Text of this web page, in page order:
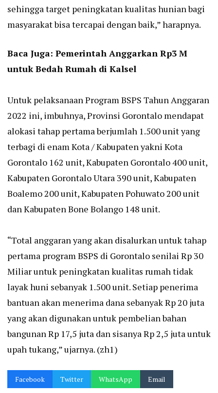
sehingga target peningkatan kualitas hunian bagi
masyarakat bisa tercapai dengan baik,” harapnya.
Baca Juga: Pemerintah Anggarkan Rp3 M
untuk Bedah Rumah di Kalsel
Untuk pelaksanaan Program BSPS Tahun Anggaran
2022 ini, imbuhnya, Provinsi Gorontalo mendapat
alokasi tahap pertama berjumlah 1.500 unit yang
terbagi di enam Kota / Kabupaten yakni Kota
Gorontalo 162 unit, Kabupaten Gorontalo 400 unit,
Kabupaten Gorontalo Utara 390 unit, Kabupaten
Boalemo 200 unit, Kabupaten Pohuwato 200 unit
dan Kabupaten Bone Bolango 148 unit.
“Total anggaran yang akan disalurkan untuk tahap
pertama program BSPS di Gorontalo senilai Rp 30
Miliar untuk peningkatan kualitas rumah tidak
layak huni sebanyak 1.500 unit. Setiap penerima
bantuan akan menerima dana sebanyak Rp 20 juta
yang akan digunakan untuk pembelian bahan
bangunan Rp 17,5 juta dan sisanya Rp 2,5 juta untuk
upah tukang,” ujarnya. (zh1)
Facebook Twitter WhatsApp Email